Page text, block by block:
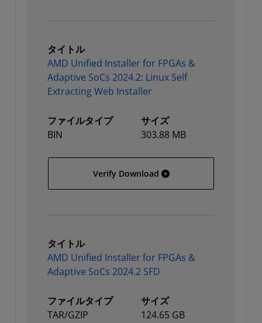
タイトル
AMD Unified Installer for FPGAs &
Adaptive SoCs 2024.2: Linux Self
Extracting Web Installer
ファイルタイプ
BIN
サイズ
303.88 MB
Verify Download AMD Unified Installer for
タイトル
AMD Unified Installer for FPGAs &
Adaptive SoCs 2024.2 SFD
ファイルタイプ
TAR/GZIP
サイズ
124.65 GB